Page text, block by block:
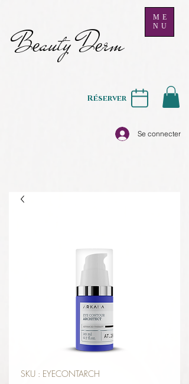
Beauty Derm
ME
NU
Se connecter
Réserver
SKU : EYECONTARCH